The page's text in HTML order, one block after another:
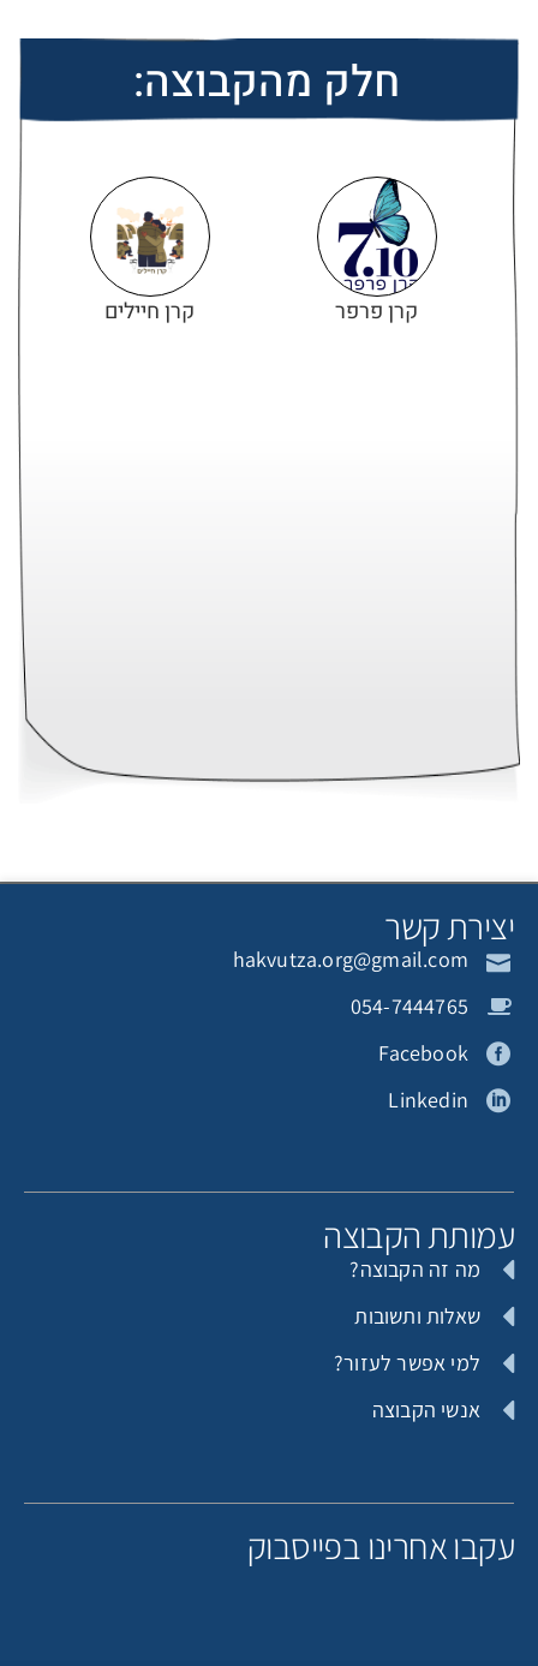
חלק מהקבוצה:
קרן פרפר קרן חיילים
קשר
hakvutza.org@gmail.com
054-7444765
Facebook
Linkedin
הקבוצה
מה זה הקבוצה?
שאלות ותשובות
למי אפשר לעזור?
אנשי הקבוצה
אחרינו בפייסבוק